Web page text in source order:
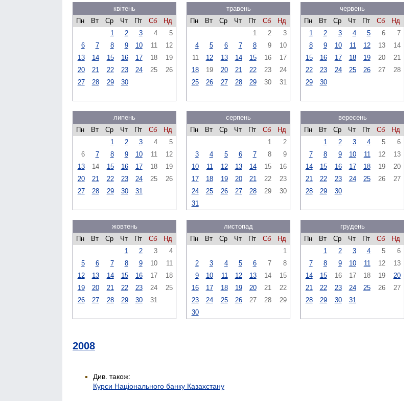
квітень
Пн
Вт Ср Чт Пт Сб
Нд
1
2 3 4
5
6
7 8 9 10 11
12
13
14 15 16 17 18
19
20
21 22 23 24 25
26
27
28 29 30
травень
Пн
Вт Ср Чт Пт Сб
Нд
1
2
3
4
5 6 7 8 9
10
11
12 13 14 15 16
17
18
19 20 21 22 23
24
25
26 27 28 29 30 31
червень
Пн
Вт Ср Чт Пт Сб
Нд
1
2 3 4 5 6
7
8
9 10 11 12 13
14
15
16 17 18 19 20
21
22
23 24 25 26 27
28
29
30
липень
Пн
Вт Ср Чт Пт Сб
Нд
1
2 3 4
5
6
7 8 9 10 11
12
13
14 15 16 17 18
19
20
21 22 23 24 25
26
27
28 29 30 31
серпень
Пн
Вт Ср Чт Пт Сб
Нд
1
2
3
4 5 6 7 8
9
10
11 12 13 14 15
16
17
18 19 20 21 22
23
24
25 26 27 28 29
30
31
вересень
Пн
Вт Ср Чт Пт Сб
Нд
1
2 3 4 5
6
7
8 9 10 11 12
13
14
15 16 17 18 19
20
21
22 23 24 25 26
27
28
29 30
жовтень
Пн
Вт Ср Чт Пт Сб
Нд
1
2 3
4
5
6 7 8 9 10
11
12
13 14 15 16 17
18
19
20 21 22 23 24
25
26
27 28 29 30 31
листопад
Пн
Вт Ср Чт Пт Сб
Нд
1
2
3 4 5 6 7
8
9
10 11 12 13 14
15
16
17 18 19 20 21
22
23
24 25 26 27 28
29
30
грудень
Пн
Вт Ср Чт Пт Сб
Нд
1
2 3 4 5
6
7
8 9 10 11 12
13
14
15 16 17 18 19
20
21
22 23 24 25 26
27
28
29 30 31
2008
Див. також:
Курси Національного банку Казахстану